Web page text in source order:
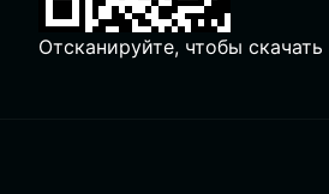
Отсканируйте, чтобы скачать